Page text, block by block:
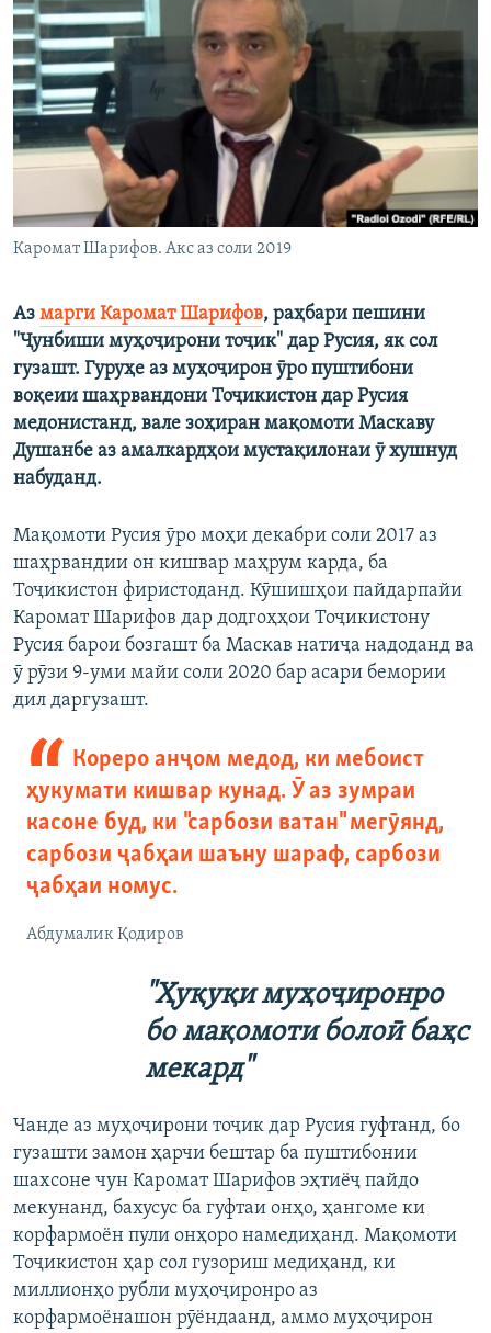
ГУЗОРИШҲОИ РАДИОӢ
Русский
ПАЙГИРӢ КУНЕД
Ҳамаи сомонаҳои RFE/RL
Каромат Шарифов. Акс аз соли 2019
Аз марги Каромат Шарифов, раҳбари пешини
"Ҷунбиши муҳоҷирони тоҷик" дар Русия, як сол
гузашт. Гуруҳе аз муҳоҷирон ӯро пуштибони
воқеии шаҳрвандони Тоҷикистон дар Русия
медонистанд, вале зоҳиран мақомоти Маскаву
Душанбе аз амалкардҳои мустақилонаи ӯ хушнуд
набуданд.
Мақомоти Русия ӯро моҳи декабри соли 2017 аз
шаҳрвандии он кишвар маҳрум карда, ба
Тоҷикистон фиристоданд. Кӯшишҳои пайдарпайи
Каромат Шарифов дар додгоҳҳои Тоҷикистону
Русия барои бозгашт ба Маскав натиҷа надоданд ва
ӯ рӯзи 9-уми майи соли 2020 бар асари бемории
дил даргузашт.
Кореро анҷом медод, ки мебоист
ҳукумати кишвар кунад. Ӯ аз зумраи
касоне буд, ки "сарбози ватан" мегӯянд,
сарбози ҷабҳаи шаъну шараф, сарбози
ҷабҳаи номус.
Абдумалик Қодиров
"Ҳуқуқи муҳоҷиронро
бо мақомоти болоӣ баҳс
мекард"
Чанде аз муҳоҷирони тоҷик дар Русия гуфтанд, бо
гузашти замон ҳарчи бештар ба пуштибонии
шахсоне чун Каромат Шарифов эҳтиёҷ пайдо
мекунанд, бахусус ба гуфтаи онҳо, ҳангоме ки
корфармоён пули онҳоро намедиҳанд. Мақомоти
Тоҷикистон ҳар сол гузориш медиҳанд, ки
миллионҳо рубли муҳоҷиронро аз
корфармоёнашон рӯёндаанд, аммо муҳоҷирон